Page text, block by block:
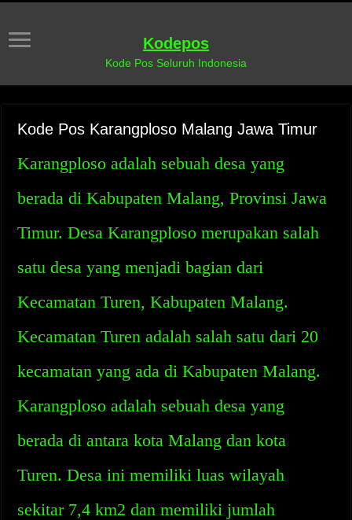
Kodepos
Kode Pos Seluruh Indonesia
Kode Pos Karangploso Malang Jawa Timur
Karangploso adalah sebuah desa yang
berada di Kabupaten Malang, Provinsi Jawa
Timur. Desa Karangploso merupakan salah
satu desa yang menjadi bagian dari
Kecamatan Turen, Kabupaten Malang.
Kecamatan Turen adalah salah satu dari 20
kecamatan yang ada di Kabupaten Malang.
Karangploso adalah sebuah desa yang
berada di antara kota Malang dan kota
Turen. Desa ini memiliki luas wilayah
sekitar 7,4 km2 dan memiliki jumlah